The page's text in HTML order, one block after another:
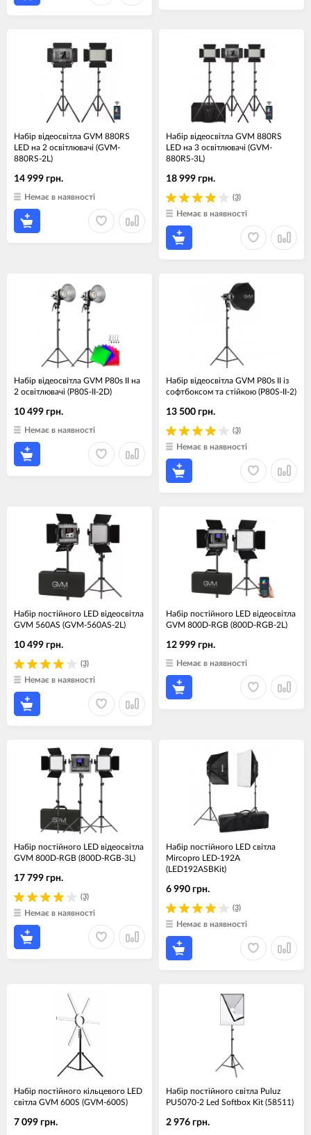
Набір відеосвітла GVM 880RS
LED на 2 освітлювачі (GVM-
880RS-2L)
14 999 грн.
Немає в наявності
Набір відеосвітла GVM 880RS
LED на 3 освітлювачі (GVM-
880RS-3L)
(3)
18 999 грн.
Немає в наявності
Набір відеосвітла GVM P80s II на
2 освітлювачі (P80S-II-2D)
10 499 грн.
Немає в наявності
Набір відеосвітла GVM P80s II із
софтбоксом та стійкою (P80S-II-2)
(3)
13 500 грн.
Немає в наявності
Набір постійного LED відеосвітла
GVM 560AS (GVM-560AS-2L)
(3)
10 499 грн.
Немає в наявності
Набір постійного LED відеосвітла
GVM 800D-RGB (800D-RGB-2L)
12 999 грн.
Немає в наявності
Набір постійного LED відеосвітла
GVM 800D-RGB (800D-RGB-3L)
(3)
17 799 грн.
Немає в наявності
Набір постійного LED світла
Mircopro LED-192A
(LED192ASBKit)
(3)
6 990 грн.
Немає в наявності
Набір постійного кільцевого LED
світла GVM 600S (GVM-600S)
7 099 грн.
Набір постійного світла Puluz
PU5070-2 Led Softbox Kit (58511)
2 976 грн.